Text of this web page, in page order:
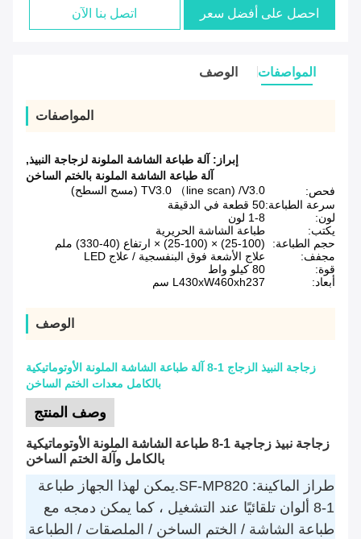
احصل على أفضل سعر اتصل بنا الآن
المواصفات الوصف
المواصفات
إبراز: آلة طباعة الشاشة الملونة لزجاجة النبيذ,
آلة طباعة الشاشة الملونة بالختم الساخن
فحص:
TV3.0 （line scan) /V3.0 (مسح السطح)
سرعة الطباعة:50 قطعة في الدقيقة
لون:
1-8 لون
يكتب:
طباعة الشاشة الحريرية
حجم الطباعة:
(25-100) × (25-100) × ارتفاع (40-330) ملم
مجفف:
علاج الأشعة فوق البنفسجية / علاج LED
قوة:
80 كيلو واط
أبعاد:
L430xW460xh237 سم
الوصف
زجاجة النبيذ الزجاج 1-8 آلة طباعة الشاشة الملونة الأوتوماتيكية
بالكامل معدات الختم الساخن
وصف المنتج
زجاجة نبيذ زجاجية 1-8 طباعة الشاشة الملونة الأوتوماتيكية
بالكامل وآلة الختم الساخن
طراز الماكينة: SF-MP820.يمكن لهذا الجهاز طباعة
1-8 ألوان تلقائيًا عند التشغيل ، كما يمكن دمجه مع
طباعة الشاشة / الختم الساخن / الملصقات / الطباعة